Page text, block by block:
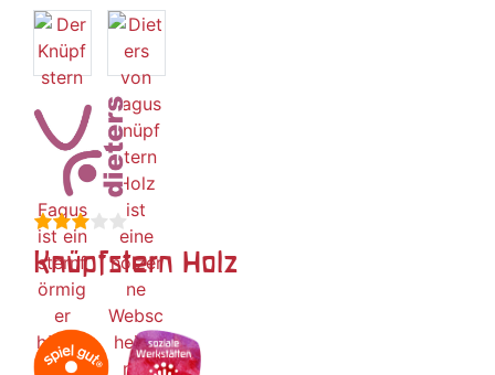
Knüpfstern Holz